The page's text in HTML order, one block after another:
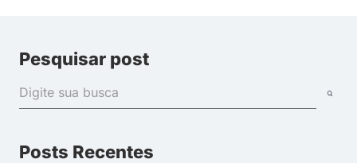
Pesquisar post
Posts Recentes